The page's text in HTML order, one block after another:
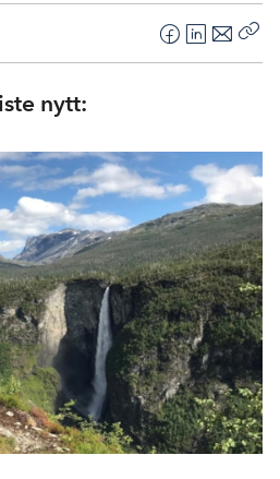
F
a
b
o
o
k
L
i
e
d
I
n
E
-
s
t
nytt: